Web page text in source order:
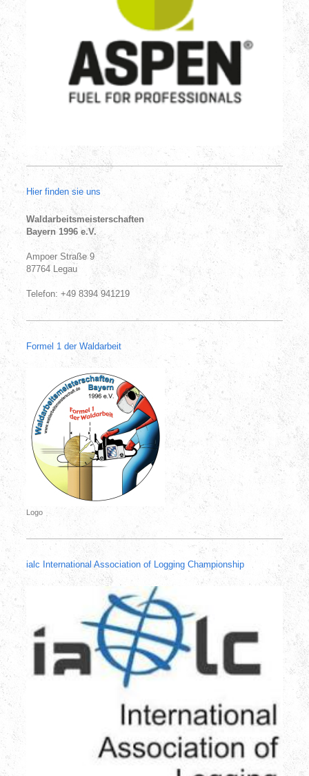
Hier finden sie uns
Waldarbeitsmeisterschaften
Bayern 1996 e.V.
Ampoer Straße 9
87764 Legau
Telefon: +49 8394 941219
Formel 1 der Waldarbeit
Logo
ialc International Association of Logging Championship